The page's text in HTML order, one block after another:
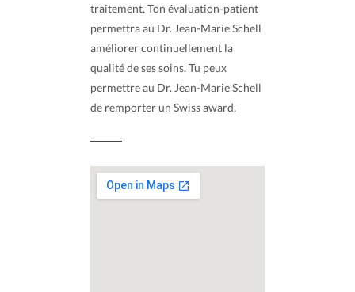
traitement. Ton évaluation-patient
permettra au Dr. Jean-Marie Schell
améliorer continuellement la
qualité de ses soins. Tu peux
permettre au Dr. Jean-Marie Schell
de remporter un Swiss award.